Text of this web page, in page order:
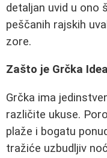
detaljan uvid u ono
peščanih rajskih
zore.
Zašto je Grčka
Grčka ima
različite ukuse.
plaže i bogatu
tražiće uzbudljiv